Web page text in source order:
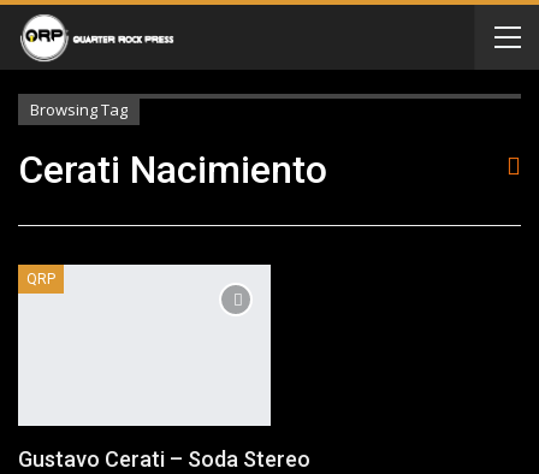
Browsing Tag
Cerati Nacimiento
QRP
Gustavo Cerati – Soda Stereo